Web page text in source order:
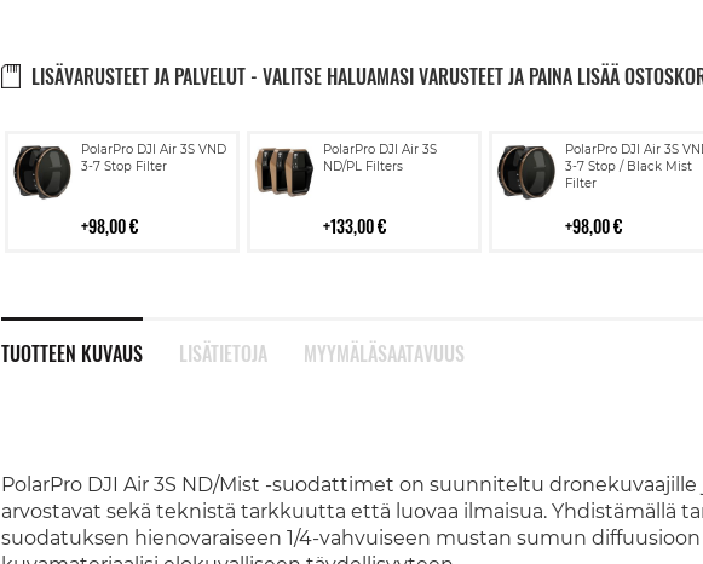
LISÄVARUSTEET JA PALVELUT - VALITSE HALUAMASI VARUSTEET JA PAINA LISÄÄ
PolarPro DJI Air 3S VND
3-7 Stop Filter
98,00 €
Lisää
ostoskoriin
PolarPro DJI Air 3S
ND/PL Filters
133,00 €
Lisää
ostoskoriin
PolarPro DJI Air 3S
3-7 Stop / Black Mist
Filter
98,00 €
Lisää
ostoskoriin
TUOTTEEN KUVAUS
PolarPro DJI Air 3S ND/Mist -suodattimet on suunniteltu dronekuvaajille
arvostavat sekä teknistä tarkkuutta että luovaa ilmaisua. Yhdistämällä
suodatuksen hienovaraiseen 1/4-vahvuiseen mustan sumun
LISÄTIETOJA MYYMÄLÄSAATAVUUS